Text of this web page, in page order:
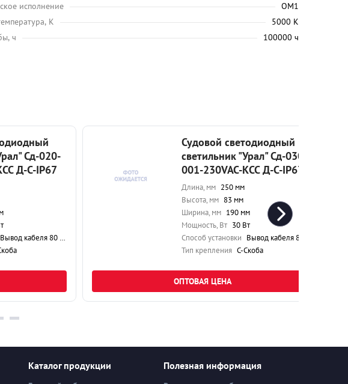
исполнение
ОМ1
K
5000 K
ч
100000 ч
Сд-020-
Д-С-IP67
Вывод кабеля 80 см
Судовой светодиодный
светильник "Урал" Сд-030-
001-230VAC-КСС Д-С-IP67
Длина, мм 250 мм
Высота, мм 83 мм
Ширина, мм 190 мм
Мощность, Вт 30 Вт
Способ установки Вывод кабеля 80 см
Тип крепления С-Скоба
ОПТОВАЯ ЦЕНА
Каталог продукции Полезная информация